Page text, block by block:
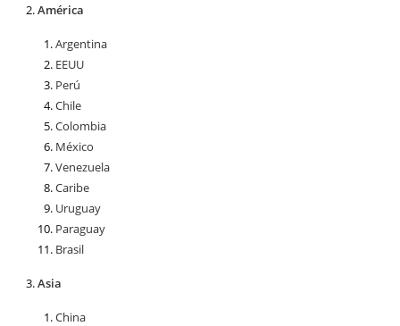
América
Argentina
EEUU
Perú
Chile
Colombia
México
Venezuela
Caribe
Uruguay
Paraguay
Brasil
Asia
China